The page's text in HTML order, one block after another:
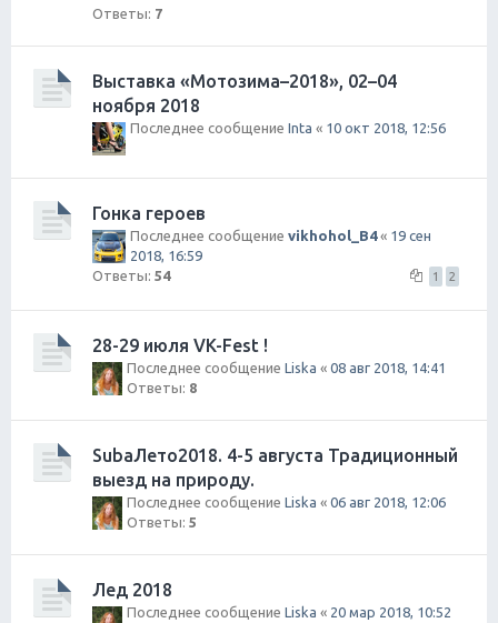
Ответы: 7
Выставка «Мотозима–2018», 02–04
ноября 2018
Последнее сообщение Inta « 10 окт 2018, 12:56
Гонка героев
Последнее сообщение vikhohol_B4« 19 сен
2018, 16:59
Ответы: 54 1 2
28-29 июля VK-Fest !
Последнее сообщение Liska « 08 авг 2018, 14:41
Ответы: 8
SubaЛето2018. 4-5 августа Традиционный
выезд на природу.
Последнее сообщение Liska « 06 авг 2018, 12:06
Ответы: 5
Лед 2018
Последнее сообщение Liska « 20 мар 2018, 10:52